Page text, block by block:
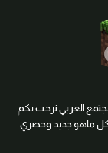
العربي نرحب بكم
كل ماهو جديد وحصري